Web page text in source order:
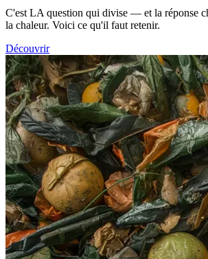
C'est LA question qui divise — et la réponse
la chaleur. Voici ce qu'il faut retenir.
Découvrir